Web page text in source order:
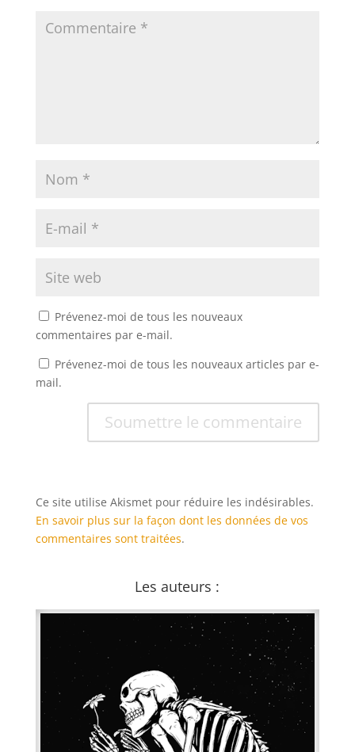
Prévenez-moi de tous les nouveaux
commentaires par e-mail.
Prévenez-moi de tous les nouveaux articles par e-
mail.
Soumettre le commentaire
Ce site utilise Akismet pour réduire les indésirables.
En savoir plus sur la façon dont les données de vos
commentaires sont traitées.
Les auteurs :